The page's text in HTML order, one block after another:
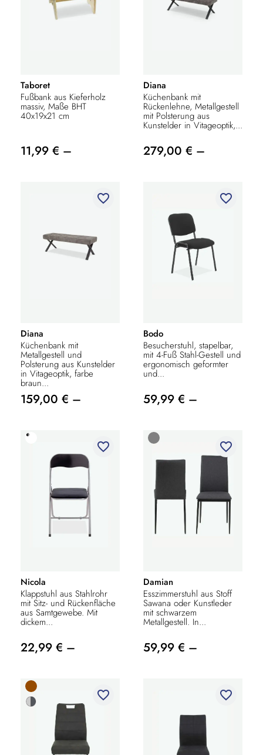
Taboret
Fußbank aus Kieferholz
massiv, Maße BHT
40x19x21 cm
11,99 € –
Diana
Küchenbank mit
Rückenlehne, Metallgestell
mit Polsterung aus
Kunstelder in Vitageoptik,...
279,00 € –
favorite_border
Diana
Küchenbank mit
Metallgestell und
Polsterung aus Kunstelder
in Vitageoptik, farbe
braun...
159,00 € –
favorite_border
Bodo
Besucherstuhl, stapelbar,
mit 4-Fuß Stahl-Gestell und
ergonomisch geformter
und...
59,99 € –
favorite_border
Nicola
Klappstuhl aus Stahlrohr
mit Sitz- und Rückenfläche
aus Samtgewebe. Mit
dickem...
22,99 € –
favorite_border
Damian
Esszimmerstuhl aus Stoff
Sawana oder Kunstleder
mit schwarzem
Metallgestell. In...
59,99 € –
favorite_border favorite_border